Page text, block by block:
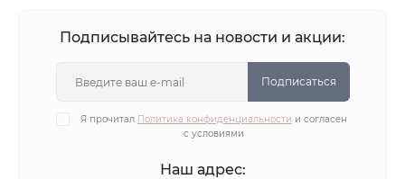
Подписывайтесь на новости и акции:
Подписаться
Я прочитал Политика конфиденциальности и согласен
с условиями
Наш адрес: